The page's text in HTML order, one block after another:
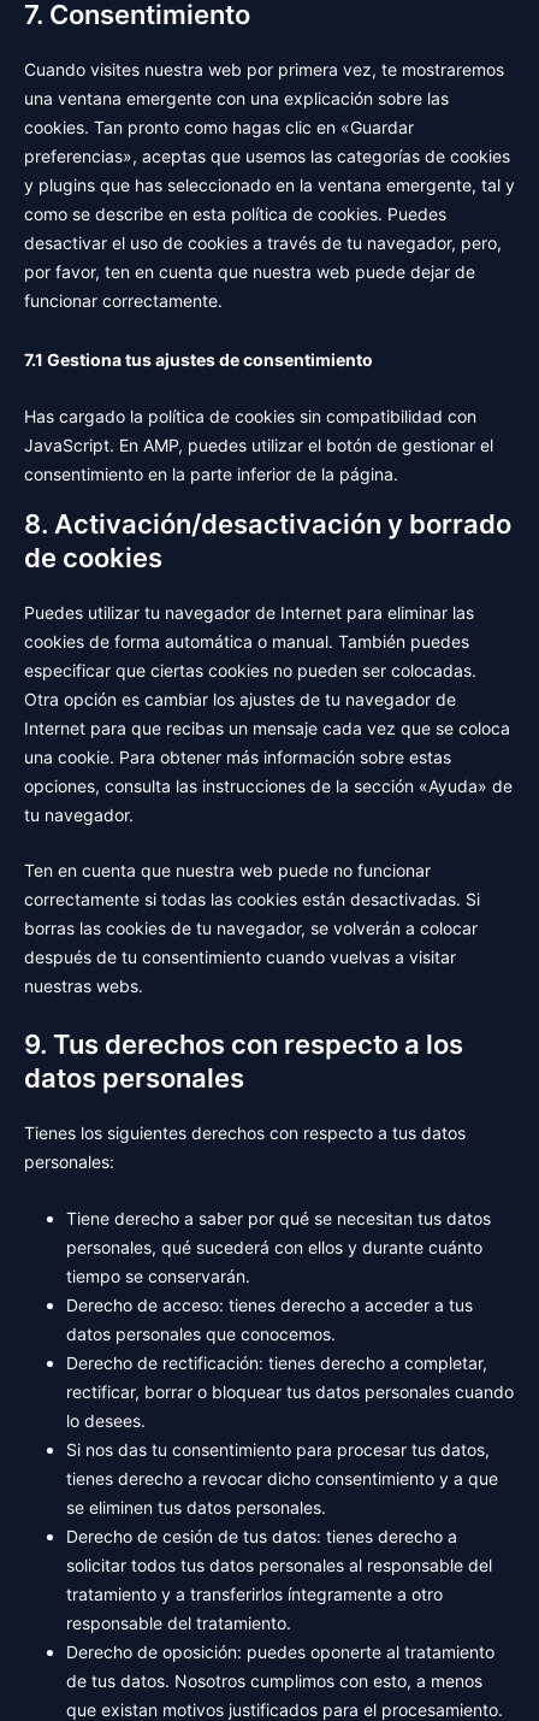
7. Consentimiento
Cuando visites nuestra web por primera vez, te mostraremos
una ventana emergente con una explicación sobre las
cookies. Tan pronto como hagas clic en «Guardar
preferencias», aceptas que usemos las categorías de cookies
y plugins que has seleccionado en la ventana emergente, tal y
como se describe en esta política de cookies. Puedes
desactivar el uso de cookies a través de tu navegador, pero,
por favor, ten en cuenta que nuestra web puede dejar de
funcionar correctamente.
7.1 Gestiona tus ajustes de consentimiento
Has cargado la política de cookies sin compatibilidad con
JavaScript. En AMP, puedes utilizar el botón de gestionar el
consentimiento en la parte inferior de la página.
8. Activación/desactivación y borrado
de cookies
Puedes utilizar tu navegador de Internet para eliminar las
cookies de forma automática o manual. También puedes
especificar que ciertas cookies no pueden ser colocadas.
Otra opción es cambiar los ajustes de tu navegador de
Internet para que recibas un mensaje cada vez que se coloca
una cookie. Para obtener más información sobre estas
opciones, consulta las instrucciones de la sección «Ayuda» de
tu navegador.
Ten en cuenta que nuestra web puede no funcionar
correctamente si todas las cookies están desactivadas. Si
borras las cookies de tu navegador, se volverán a colocar
después de tu consentimiento cuando vuelvas a visitar
nuestras webs.
9. Tus derechos con respecto a los
datos personales
Tienes los siguientes derechos con respecto a tus datos
personales:
Tiene derecho a saber por qué se necesitan tus datos
personales, qué sucederá con ellos y durante cuánto
tiempo se conservarán.
Derecho de acceso: tienes derecho a acceder a tus
datos personales que conocemos.
Derecho de rectificación: tienes derecho a completar,
rectificar, borrar o bloquear tus datos personales cuando
lo desees.
Si nos das tu consentimiento para procesar tus datos,
tienes derecho a revocar dicho consentimiento y a que
se eliminen tus datos personales.
Derecho de cesión de tus datos: tienes derecho a
solicitar todos tus datos personales al responsable del
tratamiento y a transferirlos íntegramente a otro
responsable del tratamiento.
Derecho de oposición: puedes oponerte al tratamiento
de tus datos. Nosotros cumplimos con esto, a menos
que existan motivos justificados para el procesamiento.